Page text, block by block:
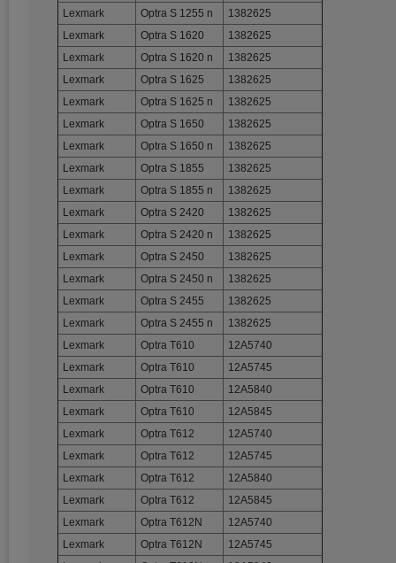
Lexmark
Optra S 1255 n
1382625
Lexmark
Optra S 1620
1382625
Lexmark
Optra S 1620 n
1382625
Lexmark
Optra S 1625
1382625
Lexmark
Optra S 1625 n
1382625
Lexmark
Optra S 1650
1382625
Lexmark
Optra S 1650 n
1382625
Lexmark
Optra S 1855
1382625
Lexmark
Optra S 1855 n
1382625
Lexmark
Optra S 2420
1382625
Lexmark
Optra S 2420 n
1382625
Lexmark
Optra S 2450
1382625
Lexmark
Optra S 2450 n
1382625
Lexmark
Optra S 2455
1382625
Lexmark
Optra S 2455 n
1382625
Lexmark
Optra T610
12A5740
Lexmark
Optra T610
12A5745
Lexmark
Optra T610
12A5840
Lexmark
Optra T610
12A5845
Lexmark
Optra T612
12A5740
Lexmark
Optra T612
12A5745
Lexmark
Optra T612
12A5840
Lexmark
Optra T612
12A5845
Lexmark
Optra T612N
12A5740
Lexmark
Optra T612N
12A5745